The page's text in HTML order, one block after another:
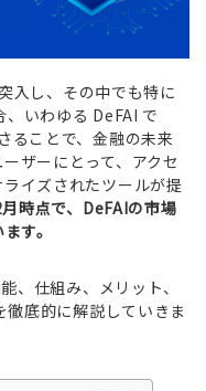
入し、その中でも特に
いわゆる DeFAI で
ることで、金融の未来
ザーにとって、アクセ
イズされたツールが提
時点で、DeFAIの市場
す。
、仕組み、メリット、
底的に解説していきま